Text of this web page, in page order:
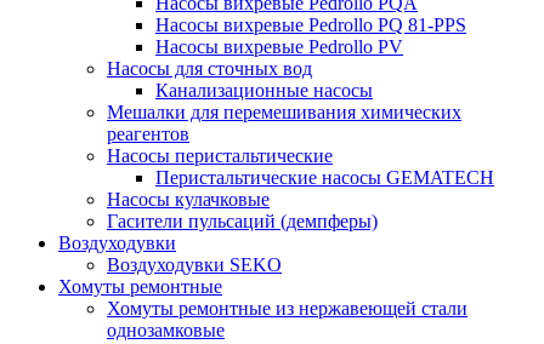
Насосы вихревые Pedrollo PQ 81-PPS
Насосы вихревые Pedrollo PV
Насосы для сточных вод
Канализационные насосы
Мешалки для перемешивания химических
реагентов
Насосы перистальтические
Перистальтические насосы GEMATECH
Насосы кулачковые
Гасители пульсаций (демпферы)
Воздуходувки
Воздуходувки SEKO
Хомуты ремонтные
Хомуты ремонтные из нержавеющей стали
однозамковые